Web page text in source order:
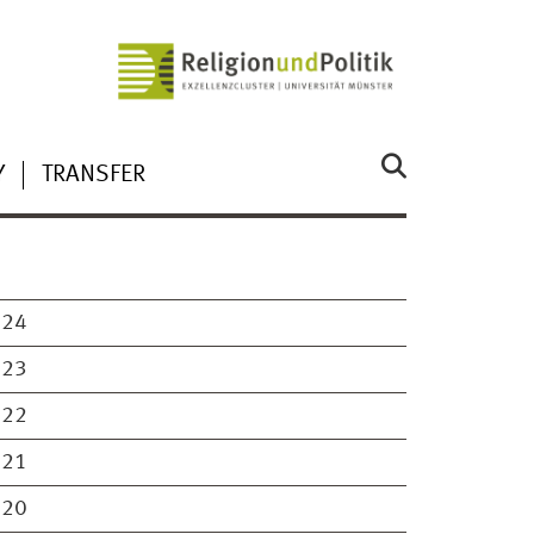
TRANSFER